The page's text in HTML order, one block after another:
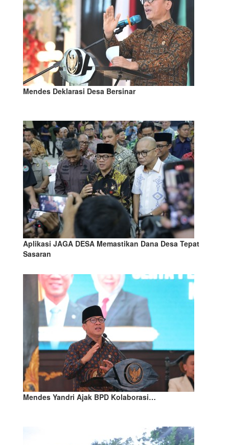
Mendes Deklarasi Desa Bersinar
Aplikasi JAGA DESA Memastikan Dana Desa Tepat
Sasaran
Mendes Yandri Ajak BPD Kolaborasi…